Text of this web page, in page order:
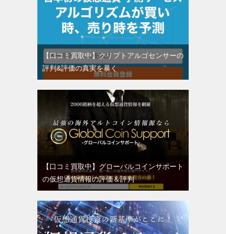
【口コミ買取中】クリプトアルゴセンサーの
評判&評価の真実を暴く
【口コミ買取中】グローバルコインサポート
の仮想通貨情報の評価＆評判